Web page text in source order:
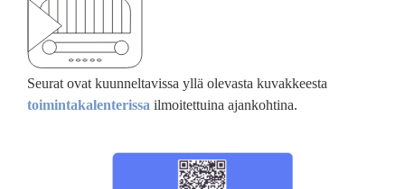
Seurat ovat kuunneltavissa yllä olevasta kuvakkeesta
toimintakalenterissa ilmoitettuina ajankohtina.